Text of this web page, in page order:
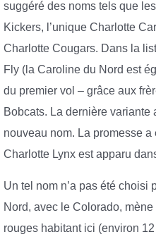
suggéré des noms tels que
Kickers, l’unique Charlotte
Charlotte Cougars. Dans la
Fly (la Caroline du Nord est
du premier vol – grâce aux
Bobcats. La dernière variante
nouveau nom. La promesse
Charlotte Lynx est apparu
Un tel nom n’a pas été choisi
Nord, avec le Colorado,
rouges habitant ici (environ